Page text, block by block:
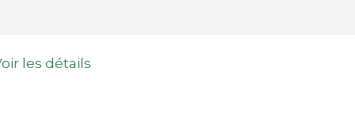
les détails